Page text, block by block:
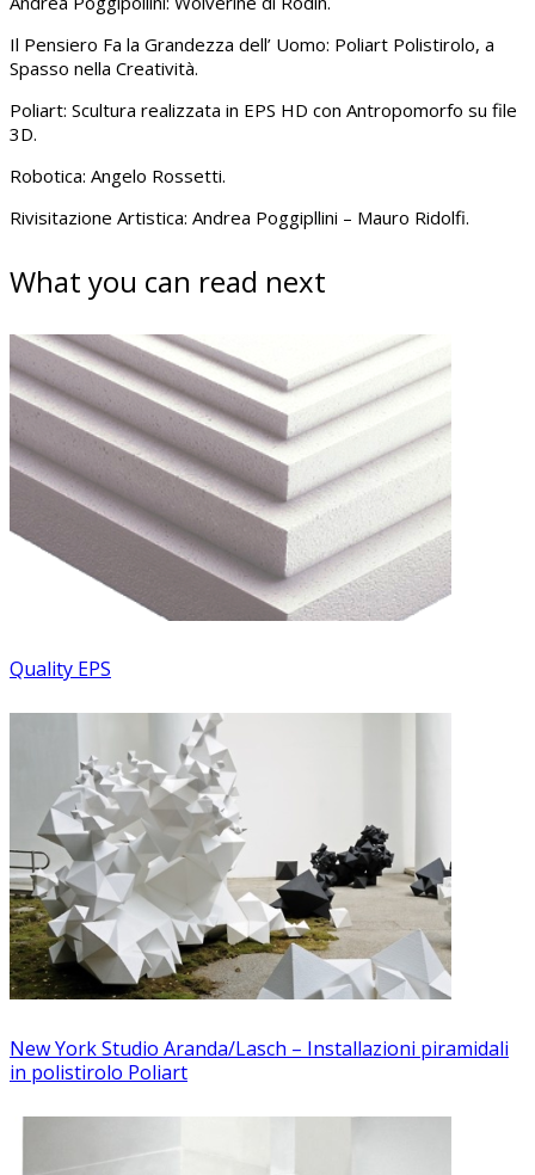
Il Pensiero Fa la Grandezza dell’ Uomo: Poliart Polistirolo, a
Spasso nella Creatività.
Poliart: Scultura realizzata in EPS HD con Antropomorfo su file
3D.
Robotica: Angelo Rossetti.
Rivisitazione Artistica: Andrea Poggipllini – Mauro Ridolfi.
What you can read next
Quality EPS
New York Studio Aranda/Lasch – Installazioni piramidali
in polistirolo Poliart